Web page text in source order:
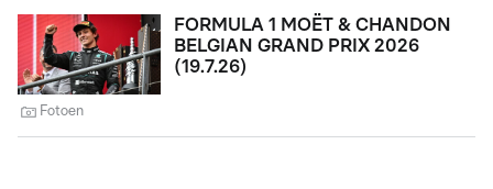
FORMULA 1 MOËT & CHANDON
BELGIAN GRAND PRIX 2026
(19.7.26)
Fotoen